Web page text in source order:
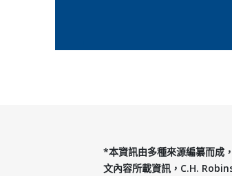
*本資訊由多種來源編纂而成
文內容所載資訊，C.H.